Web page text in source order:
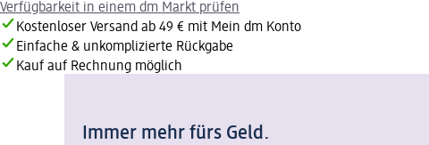
Verfügbarkeit in einem dm Markt prüfen
Kostenloser Versand ab 49 € mit Mein dm Konto
Einfache & unkomplizierte Rückgabe
Kauf auf Rechnung möglich
Immer mehr fürs Geld.